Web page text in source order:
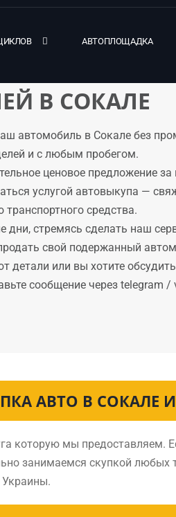
АВТОПЛОЩАДКА
В СОКАЛЕ
автомобиль в Сокале без
и с любым пробегом.
ценовое предложение
услугой автовыкупа —
средства.
стремясь сделать наш
свой подержанный
детали или вы хотите
сообщение через telegram /
АВТО В СОКАЛЕ
которую мы
занимаемся скупкой